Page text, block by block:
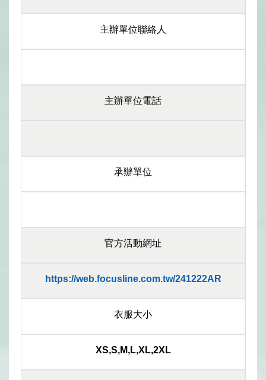
主辦單位聯絡人
主辦單位電話
承辦單位
官方活動網址
https://web.focusline.com.tw/241222AR
衣服大小
XS,S,M,L,XL,2XL